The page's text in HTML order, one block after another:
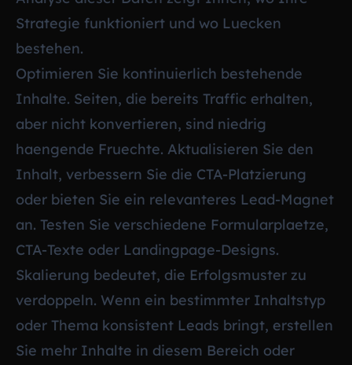
Strategie funktioniert und wo Luecken
bestehen.
Optimieren Sie kontinuierlich bestehende
Inhalte. Seiten, die bereits Traffic erhalten,
aber nicht konvertieren, sind niedrig
haengende Fruechte. Aktualisieren Sie den
Inhalt, verbessern Sie die CTA-Platzierung
oder bieten Sie ein relevanteres Lead-Magnet
an. Testen Sie verschiedene Formularplaetze,
CTA-Texte oder Landingpage-Designs.
Skalierung bedeutet, die Erfolgsmuster zu
verdoppeln. Wenn ein bestimmter Inhaltstyp
oder Thema konsistent Leads bringt, erstellen
Sie mehr Inhalte in diesem Bereich oder